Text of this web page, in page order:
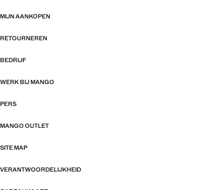
MIJN AANKOPEN
RETOURNEREN
BEDRIJF
WERK BIJ MANGO
PERS
MANGO OUTLET
SITE MAP
VERANTWOORDELIJKHEID